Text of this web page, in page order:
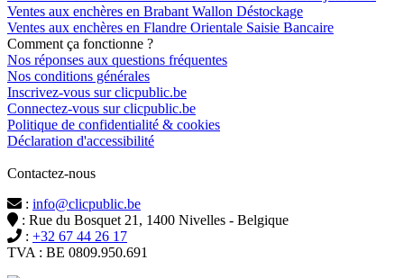
Ventes aux enchères en Brabant Wallon Déstockage
Ventes aux enchères en Flandre Orientale Saisie Bancaire
Comment ça fonctionne ?
Nos réponses aux questions fréquentes
Nos conditions générales
Inscrivez-vous sur clicpublic.be
Connectez-vous sur clicpublic.be
Politique de confidentialité & cookies
Déclaration d'accessibilité
Contactez-nous
: info@clicpublic.be
: Rue du Bosquet 21, 1400 Nivelles - Belgique
: +32 67 44 26 17
TVA : BE 0809.950.691